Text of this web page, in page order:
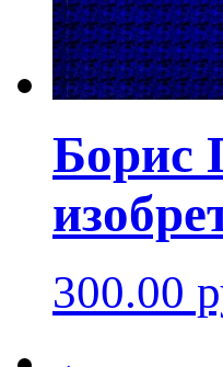
Борис
300.00